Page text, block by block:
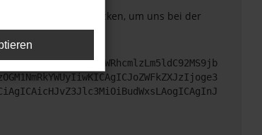
diesen Text schicken, um uns bei der